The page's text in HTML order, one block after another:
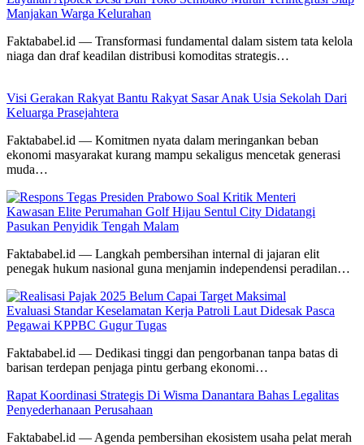
Manjakan Warga Kelurahan
Faktababel.id — Transformasi fundamental dalam sistem tata kelola
niaga dan draf keadilan distribusi komoditas strategis…
Visi Gerakan Rakyat Bantu Rakyat Sasar Anak Usia Sekolah Dari
Keluarga Prasejahtera
Faktababel.id — Komitmen nyata dalam meringankan beban
ekonomi masyarakat kurang mampu sekaligus mencetak generasi
muda…
Kawasan Elite Perumahan Golf Hijau Sentul City Didatangi
Pasukan Penyidik Tengah Malam
Faktababel.id — Langkah pembersihan internal di jajaran elit
penegak hukum nasional guna menjamin independensi peradilan…
Evaluasi Standar Keselamatan Kerja Patroli Laut Didesak Pasca
Pegawai KPPBC Gugur Tugas
Faktababel.id — Dedikasi tinggi dan pengorbanan tanpa batas di
barisan terdepan penjaga pintu gerbang ekonomi…
Rapat Koordinasi Strategis Di Wisma Danantara Bahas Legalitas
Penyederhanaan Perusahaan
Faktababel.id — Agenda pembersihan ekosistem usaha pelat merah